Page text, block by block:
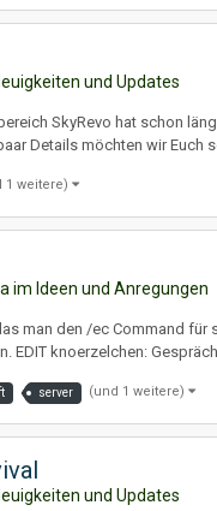
und Updates
SkyRevo hat schon
Details möchten wir Euch
1 weitere)
im Ideen und Anregungen
man den /ec Command
EDIT knoerzelchen:
server (und 1 weitere)
und Updates